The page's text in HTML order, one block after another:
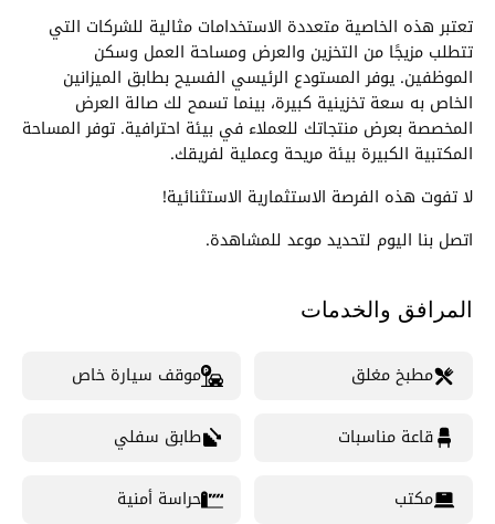
تعتبر هذه الخاصية متعددة الاستخدامات مثالية للشركات التي
تتطلب مزيجًا من التخزين والعرض ومساحة العمل وسكن
الموظفين. يوفر المستودع الرئيسي الفسيح بطابق الميزانين
الخاص به سعة تخزينية كبيرة، بينما تسمح لك صالة العرض
المخصصة بعرض منتجاتك للعملاء في بيئة احترافية. توفر المساحة
المكتبية الكبيرة بيئة مريحة وعملية لفريقك.
لا تفوت هذه الفرصة الاستثمارية الاستثنائية!
اتصل بنا اليوم لتحديد موعد للمشاهدة.
المرافق والخدمات
مطبخ مغلق موقف سيارة خاص
قاعة مناسبات طابق سفلي
مكتب حراسة أمنية